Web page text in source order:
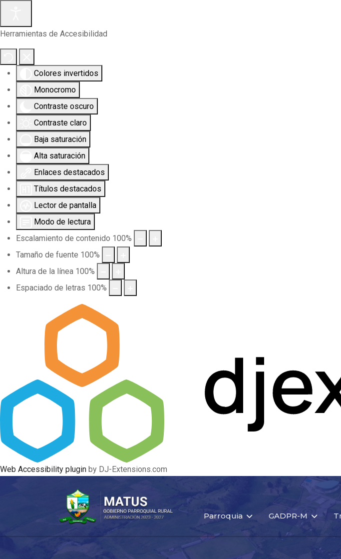
Herramientas de Accesibilidad
Colores invertidos
Monocromo
Contraste oscuro
Contraste claro
Baja saturación
Alta saturación
Enlaces destacados
Títulos destacados
Lector de pantalla
Modo de lectura
Escalamiento de contenido 100%
Tamaño de fuente 100%
Altura de la línea 100%
Espaciado de letras 100%
Web Accessibility plugin by DJ-Extensions.com
Parroquia GADPR-M